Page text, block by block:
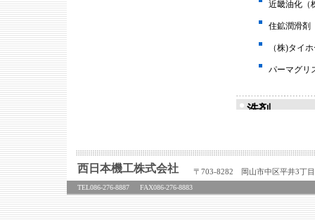
西日本機工株式会社 〒703-8282 岡山市中区平井3丁
TEL086-276-8887 FAX086-276-8883